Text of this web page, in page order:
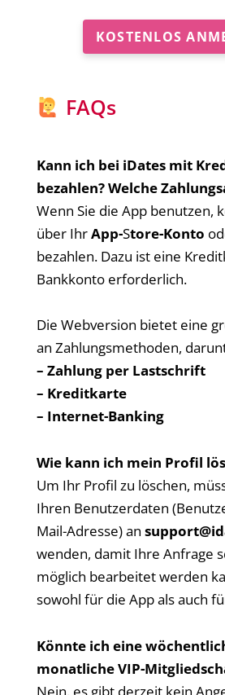
KOSTENLOS
FAQs
Kann ich bei iDates mit
bezahlen? Welche
Wenn Sie die App benutzen,
über IhrApp-Store-Konto
bezahlen. Dazu ist eine
Bankkonto erforderlich.
Die Webversion bietet eine
an Zahlungsmethoden,
– Zahlung per Lastschrift
– Kreditkarte
– Internet-Banking
Wie kann ich mein Profil
Um Ihr Profil zu löschen,
Ihren Benutzerdaten
Mail-Adresse) an
wenden, damit Ihre Anfrage
möglich bearbeitet werden
sowohl für die App als auch
Könnte ich eine
monatliche VIP-
Nein, es gibt derzeit kein